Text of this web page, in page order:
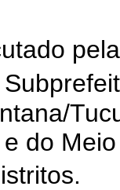
do